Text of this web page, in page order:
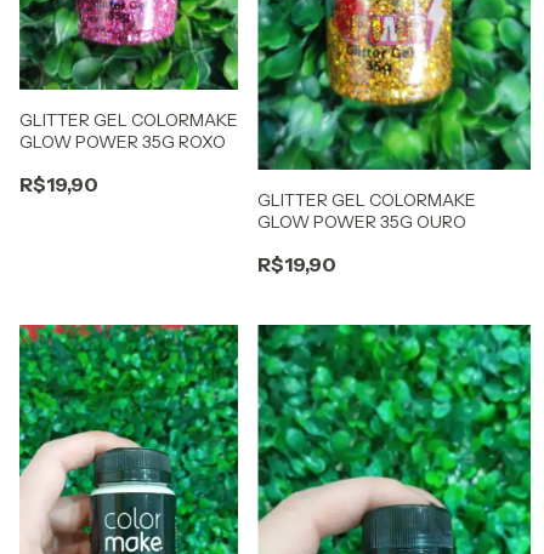
GLITTER GEL COLORMAKE
GLOW POWER 35G ROXO
R$19,90
GLITTER GEL COLORMAKE
GLOW POWER 35G OURO
R$19,90